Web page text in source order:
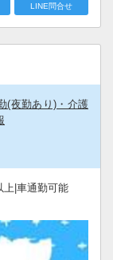
LINE問合せ
(夜勤あり)・介護
上|車通勤可能